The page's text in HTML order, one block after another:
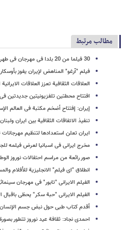
مطالب مرتبط
30 فیلما من 20 بلدا فی مهرجان فی طهران
فیلم "آرغو" المناهض لإیران یفوز بأوسکار 2013
العلاقات الثقافیة تعزز العلاقات
افتتاح محطتین تلفزیونیتین جدیدتین
إیران: إفتتاح أضخم مکتبة فی العالم
تنفیذ الاتفاقات الثقافیة بین ایران ولبنان
ایران تعلن استعدادها لتنظیم
مخرج ایرانی فی اسبانیا لعرض فیلمه
صور رائعة من مراسم احتفالات نوروز
انطلاق "ای فیلم" الانجلیزیة للأفلام
الفیلم الایرانی "تابور" فی مهرجان
الفیلم الایرانی "حبة سکر" یحظى باقبال
أقدم کتاب طبی حول نبض جسم الإنسان
احمدی نجاد: ثقافة عید نوروز تتطور